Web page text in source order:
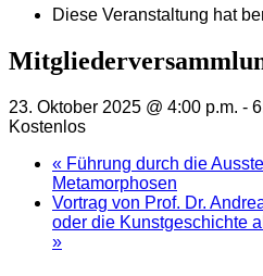
Diese Veranstaltung hat
23. Oktober 2025 @ 4:00 p.m. -
Kostenlos
« Führung durch die
Metamorphosen
Vortrag von Prof. Dr.
oder die Kunstgeschichte
»